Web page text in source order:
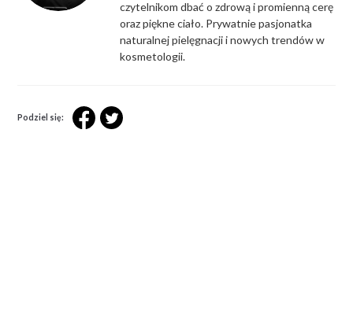
czytelnikom dbać o zdrową i promienną cerę
oraz piękne ciało. Prywatnie pasjonatka
naturalnej pielęgnacji i nowych trendów w
kosmetologii.
Podziel się: